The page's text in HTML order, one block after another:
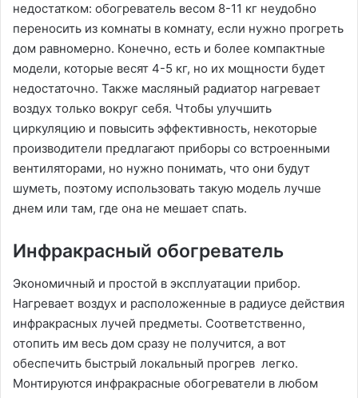
недостатком: обогреватель весом 8-11 кг неудобно
переносить из комнаты в комнату, если нужно прогреть
дом равномерно. Конечно, есть и более компактные
модели, которые весят 4-5 кг, но их мощности будет
недостаточно. Также масляный радиатор нагревает
воздух только вокруг себя. Чтобы улучшить
циркуляцию и повысить эффективность, некоторые
производители предлагают приборы со встроенными
вентиляторами, но нужно понимать, что они будут
шуметь, поэтому использовать такую модель лучше
днем или там, где она не мешает спать.
Инфракрасный обогреватель
Экономичный и простой в эксплуатации прибор.
Нагревает воздух и расположенные в радиусе действия
инфракрасных лучей предметы. Соответственно,
отопить им весь дом сразу не получится, а вот
обеспечить быстрый локальный прогрев легко.
Монтируются инфракрасные обогреватели в любом